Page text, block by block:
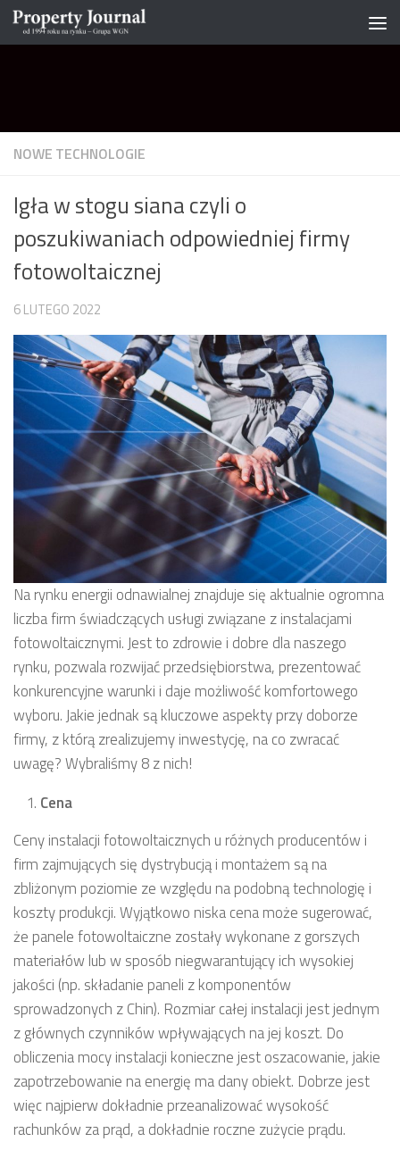
Skip to content
NOWE TECHNOLOGIE
Igła w stogu siana czyli o
poszukiwaniach odpowiedniej firmy
fotowoltaicznej
6 LUTEGO 2022
Na rynku energii odnawialnej znajduje się aktualnie ogromna
liczba firm świadczących usługi związane z instalacjami
fotowoltaicznymi. Jest to zdrowie i dobre dla naszego
rynku, pozwala rozwijać przedsiębiorstwa, prezentować
konkurencyjne warunki i daje możliwość komfortowego
wyboru. Jakie jednak są kluczowe aspekty przy doborze
firmy, z którą zrealizujemy inwestycję, na co zwracać
uwagę? Wybraliśmy 8 z nich!
Cena
Ceny instalacji fotowoltaicznych u różnych producentów i
firm zajmujących się dystrybucją i montażem są na
zbliżonym poziomie ze względu na podobną technologię i
koszty produkcji. Wyjątkowo niska cena może sugerować,
że panele fotowoltaiczne zostały wykonane z gorszych
materiałów lub w sposób niegwarantujący ich wysokiej
jakości (np. składanie paneli z komponentów
sprowadzonych z Chin). Rozmiar całej instalacji jest jednym
z głównych czynników wpływających na jej koszt. Do
obliczenia mocy instalacji konieczne jest oszacowanie, jakie
zapotrzebowanie na energię ma dany obiekt. Dobrze jest
więc najpierw dokładnie przeanalizować wysokość
rachunków za prąd, a dokładnie roczne zużycie prądu.